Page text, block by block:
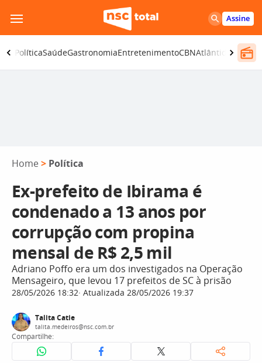
para
o
conteúdo
Assine
PolíticaSaúdeGastronomiaEntretenimentoCBNAtlântida SC
Home > Política
Ex-prefeito de Ibirama é
condenado a 13 anos por
corrupção com propina
mensal de R$ 2,5 mil
Adriano Poffo era um dos investigados na Operação
Mensageiro, que levou 17 prefeitos de SC à prisão
28/05/2026 18:32 Atualizada 28/05/2026 19:37
Talita Catie
talita.medeiros@nsc.com.br
Compartilhe: